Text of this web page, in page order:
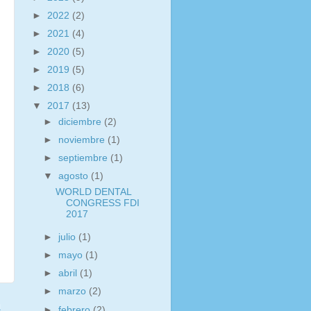
► 2022 (2)
► 2021 (4)
► 2020 (5)
► 2019 (5)
► 2018 (6)
▼ 2017 (13)
►diciembre (2)
► noviembre (1)
►septiembre (1)
▼agosto (1)
WORLD DENTAL
CONGRESS FDI
2017
► julio (1)
► mayo (1)
►abril (1)
► marzo (2)